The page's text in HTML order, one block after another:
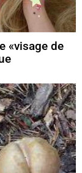
«visage de